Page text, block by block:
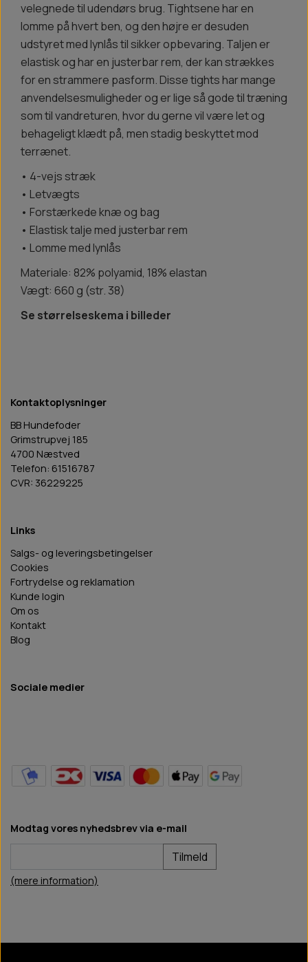
velegnede til udendørs brug. Tightsene har en
lomme på hvert ben, og den højre er desuden
udstyret med lynlås til sikker opbevaring. Taljen er
elastisk og har en justerbar rem, der kan strækkes
for en strammere pasform. Disse tights har mange
anvendelsesmuligheder og er lige så gode til træning
som til vandreturen, hvor du gerne vil være let og
behageligt klædt på, men stadig beskyttet mod
terrænet.
• 4-vejs stræk
• Letvægts
• Forstærkede knæ og bag
• Elastisk talje med justerbar rem
• Lomme med lynlås
Materiale: 82% polyamid, 18% elastan
Vægt: 660 g (str. 38)
Se størrelseskema i billeder
Kontaktoplysninger
BB Hundefoder
Grimstrupvej 185
4700 Næstved
Telefon: 61516787
CVR: 36229225
Links
Salgs- og leveringsbetingelser
Cookies
Fortrydelse og reklamation
Kunde login
Om os
Kontakt
Blog
Sociale medier
Modtag vores nyhedsbrev via e-mail
Tilmeld
(mere information)